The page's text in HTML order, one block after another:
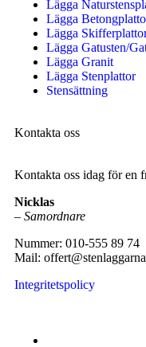
Lägga
Lägga
Lägga
Lägga Gatusten/
Lägga Granit
Lägga Stenplattor
Stensättning
Kontakta oss
Kontakta oss idag för en
Nicklas
– Samordnare
Nummer: 010-555 89 74
Mail:
Integritetspolicy